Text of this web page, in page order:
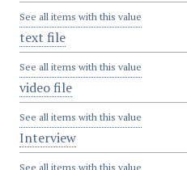
See all items with this value
text file
See all items with this value
video file
See all items with this value
Interview
See all items with this value